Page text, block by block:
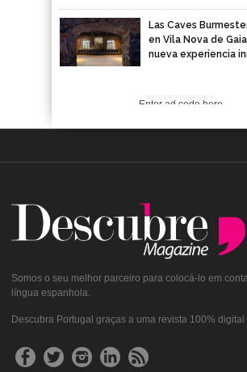
Las Caves
en Vila Nova de
nueva experiencia
ADVERTISEMENT
Enter ad code here
Somos o seu melhor parceiro para colocá-lo em
língua espanhola.
Descubra Portugal graças a uma revista 100% digital